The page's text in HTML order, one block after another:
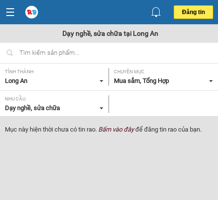
Đăng tin
Dạy nghề, sửa chữa tại Long An
TỈNH THÀNH
Long An
CHUYÊN MỤC
Mua sắm, Tổng Hợp
NHU CẦU
Dạy nghề, sửa chữa
Mục này hiện thời chưa có tin rao. Bấm vào đâyđể đăng tin rao của bạn.